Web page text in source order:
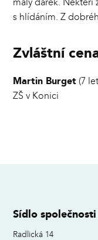
s hlídáním. Z
Zvláštní
Martin Burget (7
ZŠ v Konici
Sídlo společnosti
Radlická 14